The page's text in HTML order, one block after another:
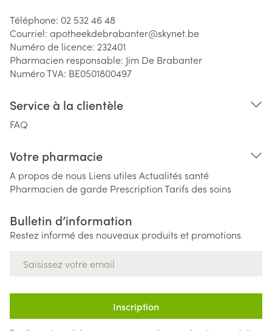
Téléphone: 02 532 46 48
Courriel: apotheekdebrabanter@skynet.be
Numéro de licence: 232401
Pharmacien responsable: Jim De Brabanter
Numéro TVA: BE0501800497
Service à la clientèle
FAQ
Votre pharmacie
A propos de nous Liens utiles Actualités santé
Pharmacien de garde PrescriptionTarifs des soins
Bulletin d’information
Restez informé des nouveaux produits et promotions
Inscription